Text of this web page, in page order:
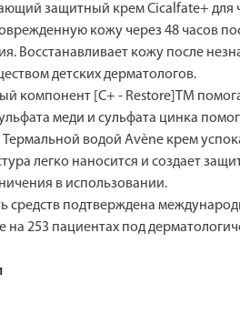
защитный крем Cicalfate+ для
кожу через 48 часов
Восстанавливает кожу после
детских дерматологов.
компонент [С+ - Restore]TM
меди и сульфата цинка
водой Avène крем
легко наносится и создает
в использовании.
средств подтверждена
на 253 пациентах под